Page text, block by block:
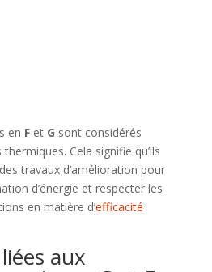
en Fet G sont considérés
Cela signifie qu’ils
travaux d’amélioration pour
d’énergie et respecter les
en matière d’efficacité
aux